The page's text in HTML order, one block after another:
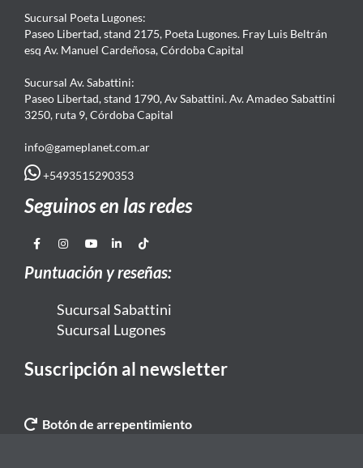
Sucursal Poeta Lugones:
Paseo Libertad, stand 2175, Poeta Lugones. Fray Luis Beltrán
esq Av. Manuel Cardeñosa, Córdoba Capital
Sucursal Av. Sabattini:
Paseo Libertad, stand 1790, Av Sabattini. Av. Amadeo Sabattini
3250, ruta 9, Córdoba Capital
info@gameplanet.com.ar
+5493515290353
Seguinos en las redes
Puntuación y reseñas:
Sucursal Sabattini
Sucursal Lugones
Suscripción al newsletter
Botón de arrepentimiento